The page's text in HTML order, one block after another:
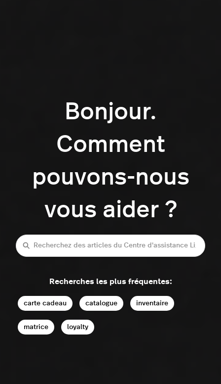
Bonjour.
Comment
pouvons-nous
vous aider ?
Recherche
Recherches les plus fréquentes:
carte cadeau catalogue inventaire
matrice loyalty